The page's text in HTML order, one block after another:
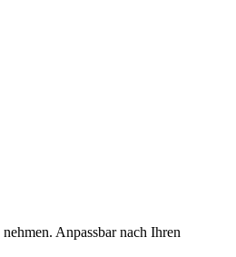
Anpassbar nach Ihren